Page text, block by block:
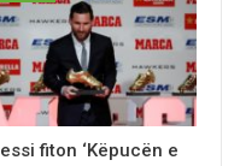
fiton ‘Këpucën e